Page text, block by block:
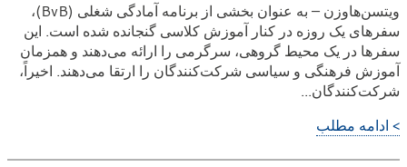
ویتسن‌هاوزن – به عنوان بخشی از برنامه آمادگی شغلی (BvB)،
سفرهای یک روزه در کنار آموزش کلاسی گنجانده شده است. این
سفرها در یک محیط گروهی، سرگرمی را ارائه می‌دهند و همزمان
آموزش فرهنگی و سیاسی شرکت‌کنندگان را ارتقا می‌دهند. اخیراً،
شرکت‌کنندگان...
> ادامه مطلب